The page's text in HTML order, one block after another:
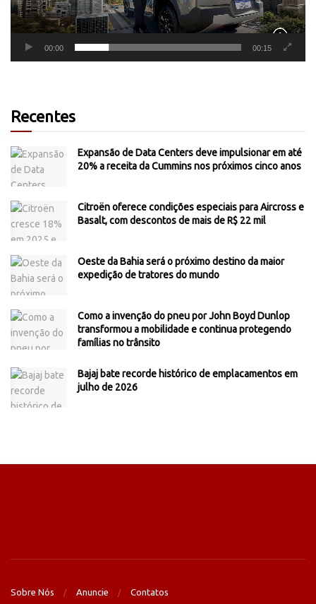
00:00 00:15
Recentes
Expansão de Data Centers deve impulsionar em até
20% a receita da Cummins nos próximos cinco anos
Citroën oferece condições especiais para Aircross e
Basalt, com descontos de mais de R$ 22 mil
Oeste da Bahia será o próximo destino da maior
expedição de tratores do mundo
Como a invenção do pneu por John Boyd Dunlop
transformou a mobilidade e continua protegendo
famílias no trânsito
Bajaj bate recorde histórico de emplacamentos em
julho de 2026
Sobre Nós Anuncie Contatos